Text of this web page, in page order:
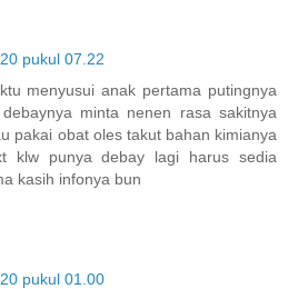
pukul 07.22
menyusui anak pertama putingnya
minta nenen rasa sakitnya
pakai obat oles takut bahan kimianya
klw punya debay lagi harus sedia
kasih infonya bun
pukul 01.00